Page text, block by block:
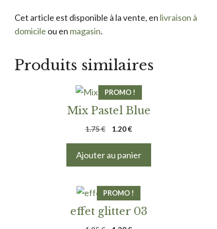
Cet article est disponible à la vente, en livraison à
domicile ou en magasin.
Produits similaires
PROMO !
Mix Pastel Blue
1.75€
Le
1.20€Le
actuel
Ajouter au panier
PROMO !
effet glitter 03